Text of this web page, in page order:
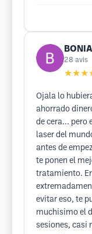
28 avis
Ojala lo
ahorrado
de cera... pero
laser del
antes de
te ponen el
tratamiento.
evitar eso, te
muchisimo el
sesiones, casi